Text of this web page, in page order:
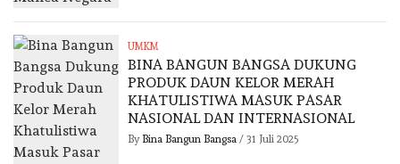
UMKM
BINA BANGUN BANGSA DUKUNG
PRODUK DAUN KELOR MERAH
KHATULISTIWA MASUK PASAR
NASIONAL DAN INTERNASIONAL
By Bina Bangun Bangsa/ 31 Juli 2025